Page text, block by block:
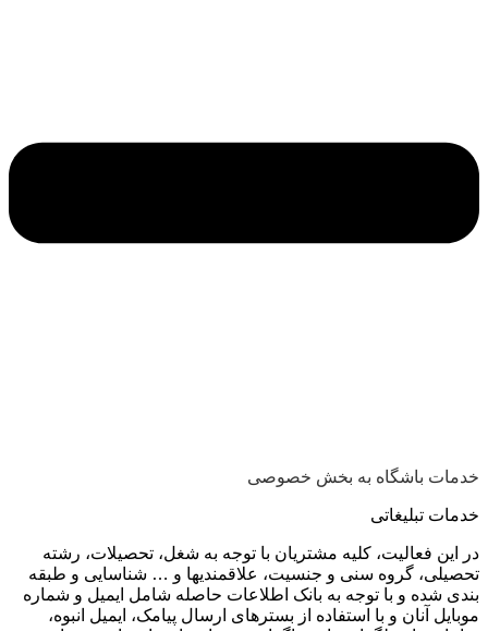
خدمات باشگاه به بخش خصوصی
خدمات تبلیغاتی
در این فعالیت، کلیه مشتریان با توجه به شغل، تحصیلات، رشته
تحصیلی، گروه سنی و جنسیت، علاقمندیها و … شناسایی و طبقه
بندی شده و با توجه به بانک اطلاعات حاصله شامل ایمیل و شماره
موبایل آنان و با استفاده از بسترهای ارسال پیامک، ایمیل انبوه،